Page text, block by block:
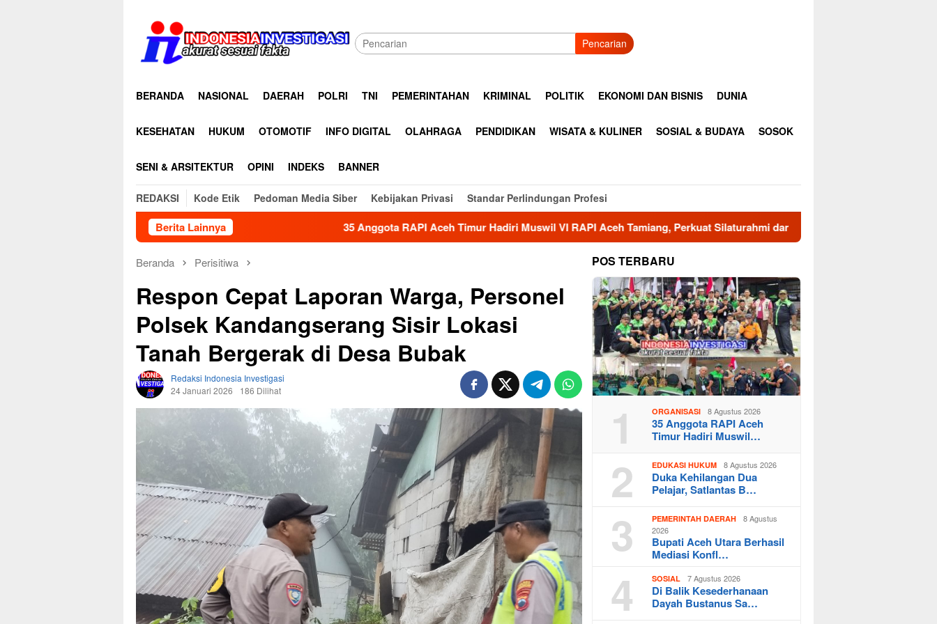
konten
Pencarian
BERANDA NASIONAL DAERAH POLRI TNI PEMERINTAHAN KRIMINAL POLITIK EKONOMI DAN BISNIS DUNIA
KESEHATAN HUKUM OTOMOTIF INFO DIGITAL OLAHRAGA PENDIDIKAN WISATA & KULINER SOSIAL & BUDAYA SOSOK
SENI & ARSITEKTUR OPINI INDEKS BANNER
REDAKSI Kode Etik Pedoman Media Siber Kebijakan Privasi Standar Perlindungan Profesi
Berita Lainnya 35 Anggota RAPI Aceh Timur Hadiri Muswil VI RAPI Aceh Tamiang, Perkuat Silaturahmi dan Sinergi Kebencanaan
Beranda Perisitiwa
Respon Cepat Laporan Warga, Personel
Polsek Kandangserang Sisir Lokasi
Tanah Bergerak di Desa Bubak
Redaksi Indonesia Investigasi
24 Januari 2026
186 Dilihat
POS TERBARU
1 ORGANISASI 8 Agustus 2026
35 Anggota RAPI Aceh
Timur Hadiri Muswil…
2 EDUKASI HUKUM 8 Agustus 2026
Duka Kehilangan Dua
Pelajar, Satlantas B…
3 PEMERINTAH DAERAH
8 Agustus
2026
Bupati Aceh Utara Berhasil
Mediasi Konfl…
4 SOSIAL 7 Agustus 2026
Di Balik Kesederhanaan
Dayah Bustanus Sa…